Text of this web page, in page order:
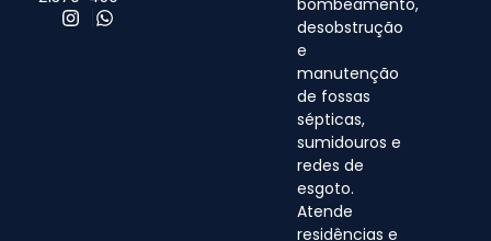
desobstrução
e
manutenção
de fossas
sépticas,
sumidouros e
redes de
esgoto.
Atende
residências e